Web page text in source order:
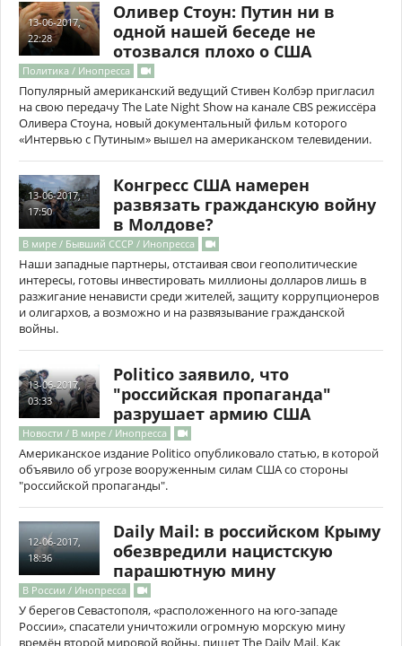
13-06-2017,
22:28
Оливер Стоун: Путин ни в
одной нашей беседе не
отозвался плохо о США
Политика / Инопресса
Популярный американский ведущий Стивен Колбэр пригласил
на свою передачу The Late Night Show на канале CBS режиссёра
Оливера Стоуна, новый документальный фильм которого
«Интервью с Путиным» вышел на американском телевидении.
13-06-2017,
17:50
Конгресс США намерен
развязать гражданскую войну
в Молдове?
В мире / Бывший СССР / Инопресса
Наши западные партнеры, отстаивая свои геополитические
интересы, готовы инвестировать миллионы долларов лишь в
разжигание ненависти среди жителей, защиту коррупционеров
и олигархов, а возможно и на развязывание гражданской
войны.
13-06-2017,
03:33
Politico заявило, что
"российская пропаганда"
разрушает армию США
Новости / В мире / Инопресса
Американское издание Politico опубликовало статью, в которой
объявило об угрозе вооруженным силам США со стороны
"российской пропаганды".
12-06-2017,
18:36
Daily Mail: в российском Крыму
обезвредили нацистскую
парашютную мину
В России / Инопресса
У берегов Севастополя, «расположенного на юго-западе
России», спасатели уничтожили огромную морскую мину
времён второй мировой войны, пишет The Daily Mail. Как